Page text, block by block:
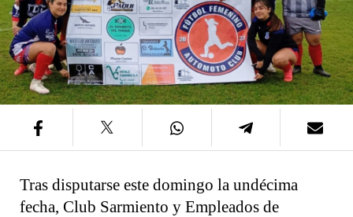
Tras disputarse este domingo la undécima
fecha, Club Sarmiento y Empleados de